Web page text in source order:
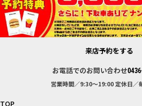
来店予約をする
お電話でのお問い合わせ
営業時間／9:30～19:00定休日／
TOP